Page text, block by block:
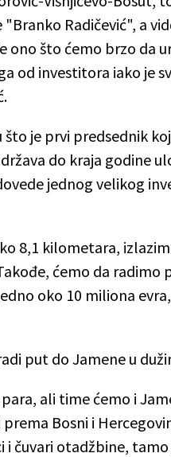
Radičević", a
ono što ćemo brzo da
od investitora iako je
što je prvi predsednik
do kraja godine
jednog velikog
8,1 kilometara,
ćemo da radimo
oko 10 miliona
put do Jamene u
ali time ćemo i
Bosni i
čuvari otadžbine,